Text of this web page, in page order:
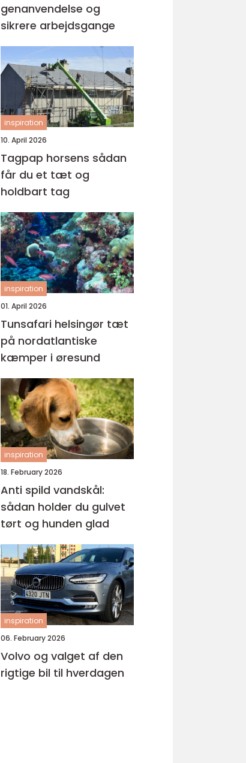
genanvendelse og
sikrere arbejdsgange
inspiration
10. April 2026
Tagpap horsens sådan
får du et tæt og
holdbart tag
inspiration
01. April 2026
Tunsafari helsingør tæt
på nordatlantiske
kæmper i øresund
inspiration
18. February 2026
Anti spild vandskål:
sådan holder du gulvet
tørt og hunden glad
inspiration
06. February 2026
Volvo og valget af den
rigtige bil til hverdagen